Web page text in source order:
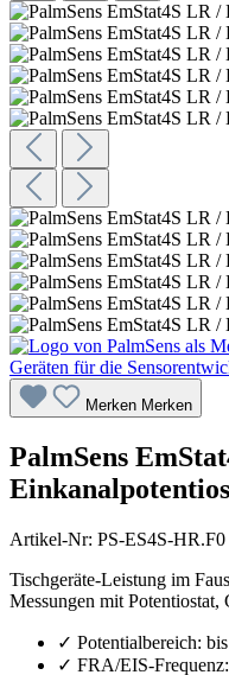
Merken Merken
PalmSens
Artikel-Nr: PS-ES4S-HR.F0
Tischgeräte-Leistung im
Messungen mit
✓ Potentialbereich:
✓ FRA/EIS-